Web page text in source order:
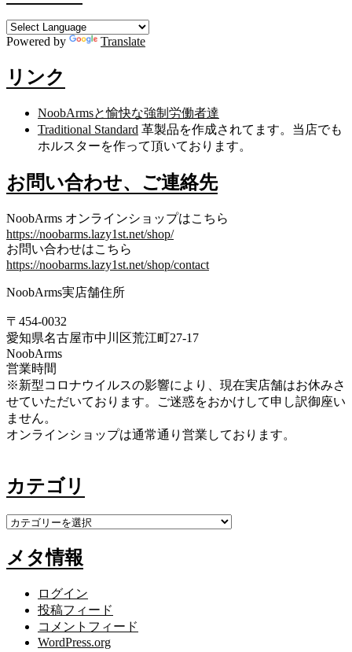
Powered by Translate
リンク
NoobArmsと愉快な強制労働者達
Traditional Standard 革製品を作成されてます。当店でも
ホルスターを作って頂いております。
お問い合わせ、ご連絡先
NoobArms オンラインショップはこちら
https://noobarms.lazy1st.net/shop/
お問い合わせはこちら
https://noobarms.lazy1st.net/shop/contact
NoobArms実店舗住所
〒454-0032
愛知県名古屋市中川区荒江町27-17
NoobArms
営業時間
※新型コロナウイルスの影響により、現在実店舗はお休みさ
せていただいております。ご迷惑をおかけして申し訳御座い
ません。
オンラインショップは通常通り営業しております。
カテゴリ
カ
ゴ
リ
メタ情報
ログイン
投稿フィード
コメントフィード
WordPress.org